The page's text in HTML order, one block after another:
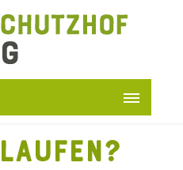
SPENDEN